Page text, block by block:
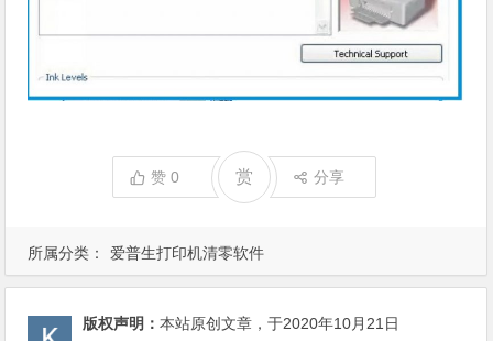
所属分类： 爱普生打印机清零软件
赞0 赏 分享
版权声明：本站原创文章，于2020年10月21日